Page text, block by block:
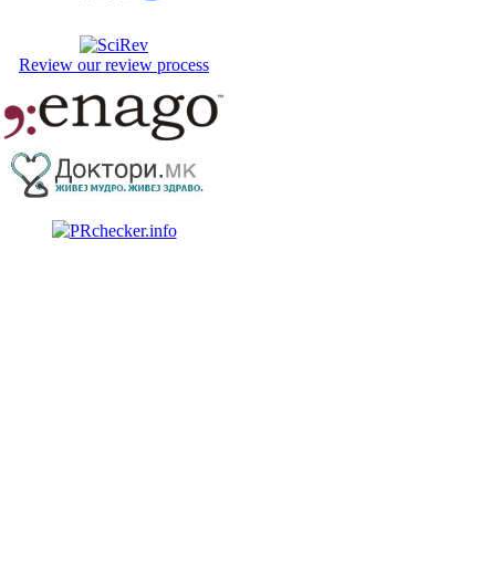
Review our review process